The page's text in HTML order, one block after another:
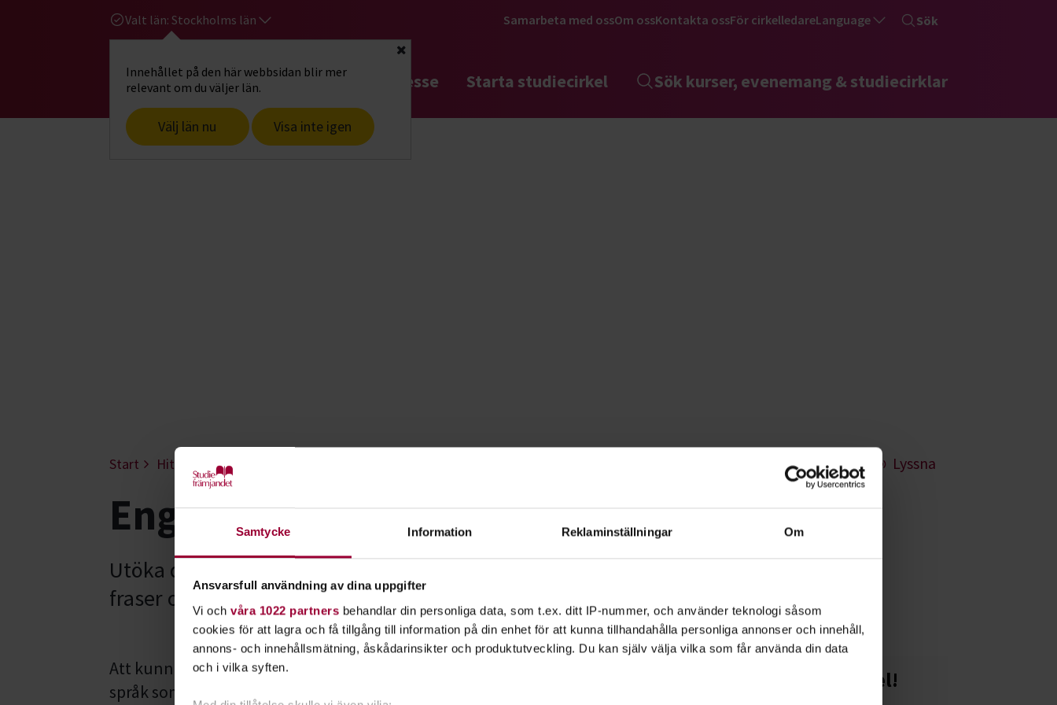
Samtycke Information Reklaminställningar Om
Ansvarsfull användning av dina uppgifter
Vi och våra 1022 partners behandlar din personliga data, som t.ex. ditt IP-nummer, och använder teknologi såsom
cookies för att lagra och få tillgång till information på din enhet för att kunna tillhandahålla personliga annonser och innehåll,
annons- och innehållsmätning, åskådarinsikter och produktutveckling. Du kan själv välja vilka som får använda din data
och i vilka syften.
Valt län: Stockholms län
Innehållet på den här webbsidan blir mer
relevant om du väljer län.
Välj län nu Visa inte igen
Stäng
Samarbeta med ossOm ossKontakta ossFör cirkelledareLanguage Sök
Gå till studiefrämjandets startsidaHitta intresse Starta studiecirkel Sök kurser, evenemang & studiecirklar
Start Hitta intresse Lyssna
Engelska - Stockholm
Utöka dina kunskaper i världens ledande språk - engelska. Lär dig både enklare
fraser och mer avancerad konversation.
Att kunna engelska är användbart - både privat och i jobbet. Det är också ett
språk som lätt kan hållas levande. I många TV-program talas engelska, och
Starta en studiecirkel!